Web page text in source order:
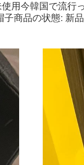
用今韓国で流
商品の状態: 新